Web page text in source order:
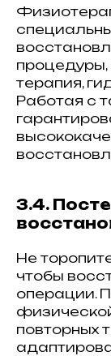
терапия,
Работая с
3.4.
Не
чтобы
операции.
повторных